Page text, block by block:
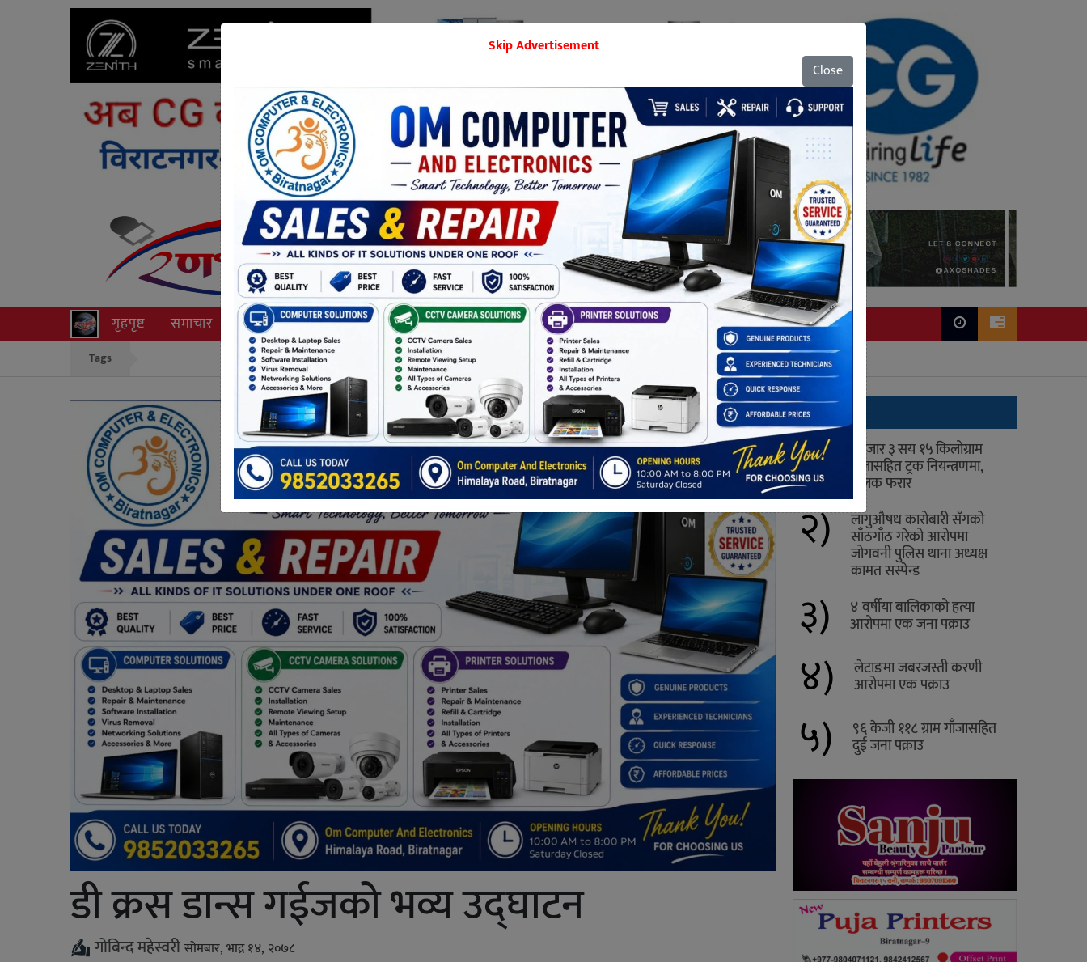
गृहपृष्ट समाचार राजनीति अपराध बिराटनगर मनोरञ्जन शिक्षा समाज खेलकुद
Tags
डी क्रस डान्स गईजको भव्य उद्घाटन
गोबिन्द महेस्वरीसोमबार, भाद्र १४, २०७८
ताजा
१) १ हजार ३ सय १५ किलोग्राम
गाँजासहित ट्रक नियन्त्रणमा,
चालक फरार
२) लागुऔषध कारोबारी सँगको
साँठगाँठ गरेको आरोपमा
जोगवनी पुलिस थाना अध्यक्ष
कामत सस्पेन्ड
३) ४ वर्षीया बालिकाको हत्या
आरोपमा एक जना पक्राउ
४) लेटाङमा जबरजस्ती करणी
आरोपमा एक पक्राउ
५) ९६ केजी ११८ ग्राम गाँजासहित
दुई जना पक्राउ
Skip Advertisement
Close